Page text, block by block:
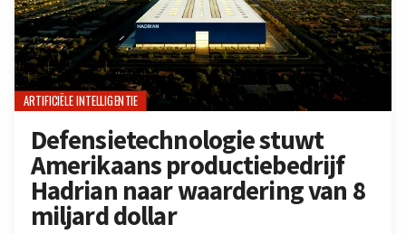
ARTIFICIËLE INTELLIGENTIE
Defensietechnologie stuwt
Amerikaans productiebedrijf
Hadrian naar waardering van 8
miljard dollar